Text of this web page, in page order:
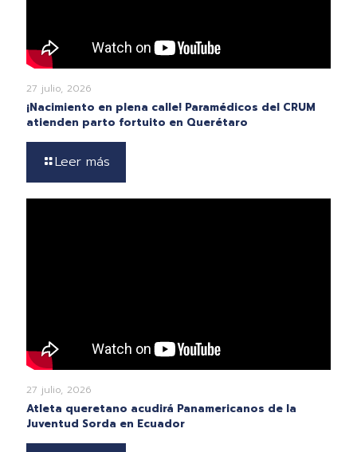
27 julio, 2026
¡Nacimiento en plena calle! Paramédicos del CRUM
atienden parto fortuito en Querétaro
Leer más
27 julio, 2026
Atleta queretano acudirá Panamericanos de la
Juventud Sorda en Ecuador